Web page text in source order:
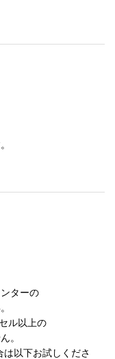
ターの
ル以上の
。
は以下お試しくださ